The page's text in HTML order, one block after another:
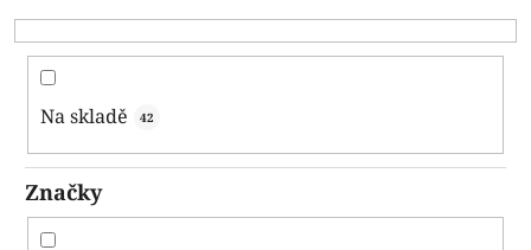
o
d
ů
Na skladě 42
Značky